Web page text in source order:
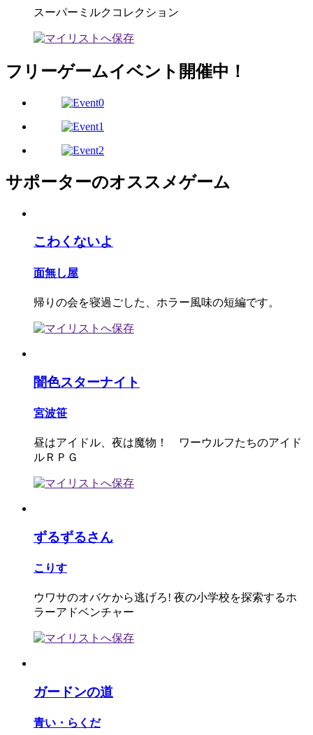
スーパーミルクコレクション
フリーゲームイベント開催中！
サポーターのオススメゲーム
こわくないよ
面無し屋
帰りの会を寝過ごした、ホラー風味の短編です。
闇色スターナイト
宮波笹
昼はアイドル、夜は魔物！ ワーウルフたちのアイド
ルＲＰＧ
ずるずるさん
こりす
ウワサのオバケから逃げろ! 夜の小学校を探索するホ
ラーアドベンチャー
ガードンの道
青い・らくだ